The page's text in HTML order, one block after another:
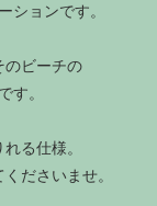
ションです。
のビーチの
す。
る仕様。
ださいませ。